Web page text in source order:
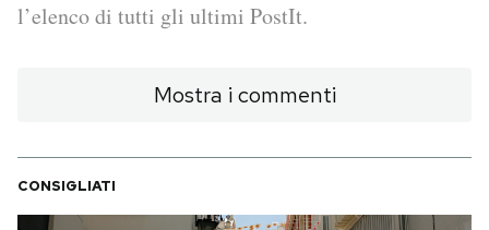
AREA PERSONALE
Regala il Post
Hai bisogno di aiuto?
Esci
l’elenco di tutti gli ultimi PostIt.
Mostra i commenti
CONSIGLIATI